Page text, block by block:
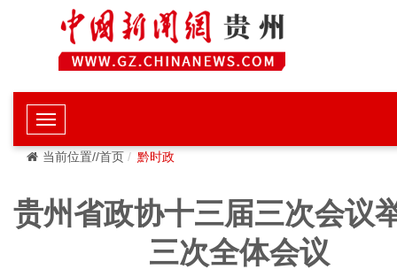
当前位置//首页 黔时政
贵州省政协十三届三次会议
三次全体会议